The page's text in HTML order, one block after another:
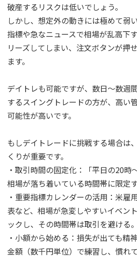
破産するリスクは低いでしょう。
しかし、想定外の動きには極めて弱
指標や急なニュースで相場が乱高下
リーズしてしまい、注文ボタンが押
ます。
デイトレも可能ですが、数日～数週
するスイングトレードの方が、高い
可能性が高いです。
もしデイトレードに挑戦する場合は
くりが重要です。
・取引時間の固定化：「平日の20時
相場が落ち着いている時間帯に限定
・重要指標カレンダーの活用：米雇
表など、相場が急変しやすいイベン
ックし、その時間帯は取引を避ける。
・小額から始める：損失が出ても精
金額（数千円単位）で練習し、慣れ